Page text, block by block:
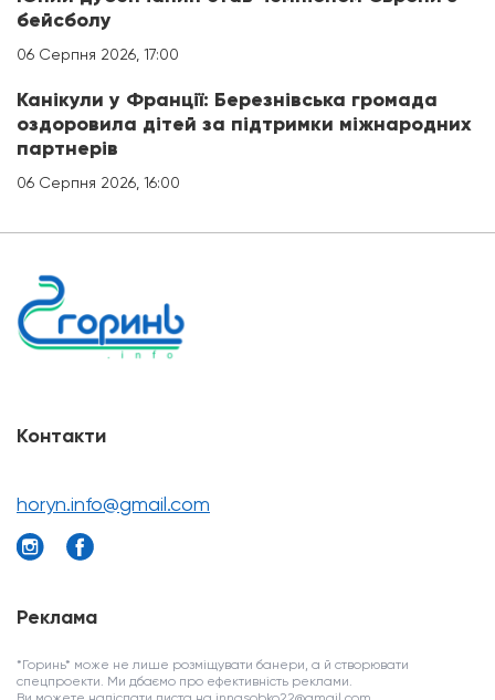
бейсболу
06 Серпня 2026, 17:00
Канікули у Франції: Березнівська громада
оздоровила дітей за підтримки міжнародних
партнерів
06 Серпня 2026, 16:00
Контакти
horyn.info@gmail.com
Реклама
*Горинь* може не лише розміщувати банери, а й створювати
спецпроекти. Ми дбаємо про ефективність реклами.